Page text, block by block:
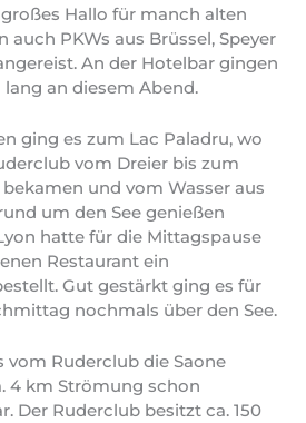
Hallo für manch alten
auch PKWs aus Brüssel, Speyer
An der Hotelbar gingen
an diesem Abend.
ging es zum Lac Paladru, wo
vom Dreier bis zum
und vom Wasser aus
um den See genießen
hatte für die Mittagspause
Restaurant ein
Gut gestärkt ging es für
nochmals über den See.
vom Ruderclub die Saone
4 km Strömung schon
Der Ruderclub besitzt ca. 150